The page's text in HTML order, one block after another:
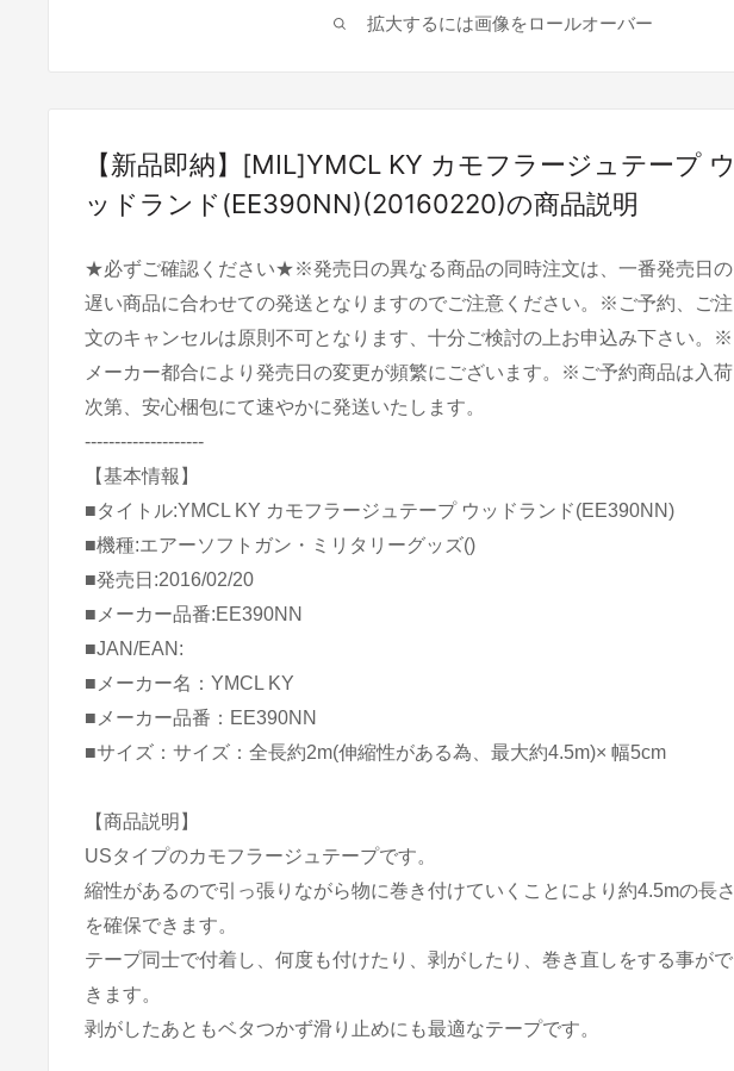
拡大するには画像をロールオーバー
【新品即納】[MIL]YMCL KY カモフラージュテープ ウ
ッドランド(EE390NN)(20160220)の商品説明
★必ずご確認ください★※発売日の異なる商品の同時注文は、一番発売日の
遅い商品に合わせての発送となりますのでご注意ください。※ご予約、ご注
文のキャンセルは原則不可となります、十分ご検討の上お申込み下さい。※
メーカー都合により発売日の変更が頻繁にございます。※ご予約商品は入荷
次第、安心梱包にて速やかに発送いたします。
--------------------
【基本情報】
■タイトル:YMCL KY カモフラージュテープ ウッドランド(EE390NN)
■機種:エアーソフトガン・ミリタリーグッズ()
■発売日:2016/02/20
■メーカー品番:EE390NN
■JAN/EAN:
■メーカー名：YMCL KY
■メーカー品番：EE390NN
■サイズ：サイズ：全長約2m(伸縮性がある為、最大約4.5m)× 幅5cm
【商品説明】
USタイプのカモフラージュテープです。
縮性があるので引っ張りながら物に巻き付けていくことにより約4.5mの長さ
を確保できます。
テープ同士で付着し、何度も付けたり、剥がしたり、巻き直しをする事がで
きます。
剥がしたあともベタつかず滑り止めにも最適なテープです。